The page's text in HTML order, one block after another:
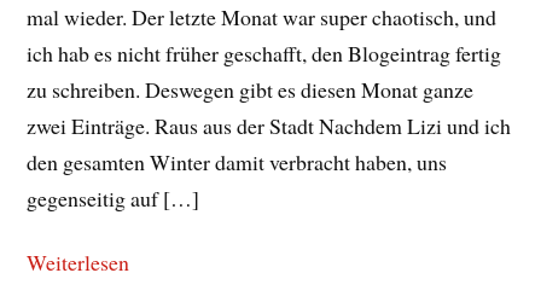
mal wieder. Der letzte Monat war super chaotisch, und
ich hab es nicht früher geschafft, den Blogeintrag fertig
zu schreiben. Deswegen gibt es diesen Monat ganze
zwei Einträge. Raus aus der Stadt Nachdem Lizi und ich
den gesamten Winter damit verbracht haben, uns
gegenseitig auf […]
Weiterlesen